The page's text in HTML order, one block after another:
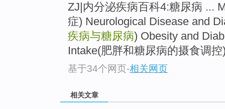
ZJ|内分泌疾病百科4:糖尿病 ...
症) Neurological Disease and
疾病与糖尿病) Obesity and
Intake(肥胖和糖尿病的摄食调控
基于34个网页-相关网页
相关文章